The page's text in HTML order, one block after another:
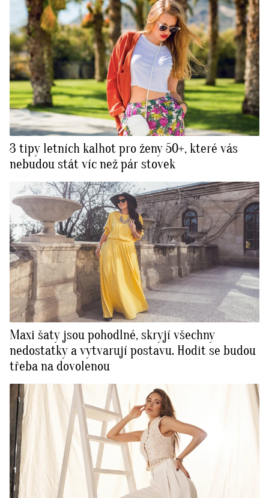
3 tipy letních kalhot pro ženy 50+, které vás
nebudou stát víc než pár stovek
Maxi šaty jsou pohodlné, skryjí všechny
nedostatky a vytvarují postavu. Hodit se budou
třeba na dovolenou